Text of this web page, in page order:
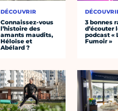
DÉCOUVRIR
Connaissez-vous
l’histoire des
amants maudits,
Héloïse et
Abélard ?
3 bonnes
d’écouter
podcast «
Fumoir »